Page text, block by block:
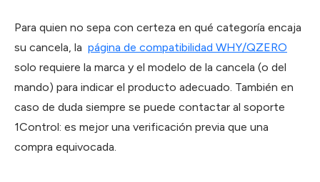
Para quien no sepa con certeza en qué categoría encaja
su cancela, la página de compatibilidad WHY/QZERO
solo requiere la marca y el modelo de la cancela (o del
mando) para indicar el producto adecuado. También en
caso de duda siempre se puede contactar al soporte
1Control: es mejor una verificación previa que una
compra equivocada.